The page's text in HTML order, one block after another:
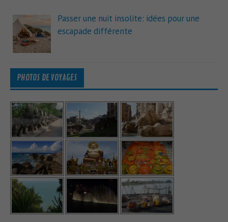
Passer une nuit insolite: idées pour une
escapade différente
PHOTOS DE VOYAGES